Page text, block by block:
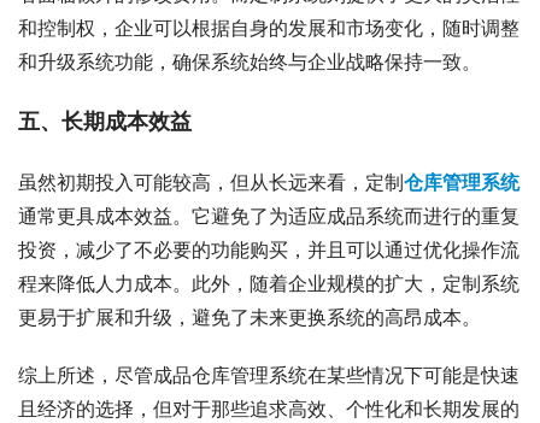
和控制权，企业可以根据自身的发展和市场变化，随时调整
和升级系统功能，确保系统始终与企业战略保持一致。
五、长期成本效益
虽然初期投入可能较高，但从长远来看，定制仓库管理系统
通常更具成本效益。它避免了为适应成品系统而进行的重复
投资，减少了不必要的功能购买，并且可以通过优化操作流
程来降低人力成本。此外，随着企业规模的扩大，定制系统
更易于扩展和升级，避免了未来更换系统的高昂成本。
综上所述，尽管成品仓库管理系统在某些情况下可能是快速
且经济的选择，但对于那些追求高效、个性化和长期发展的